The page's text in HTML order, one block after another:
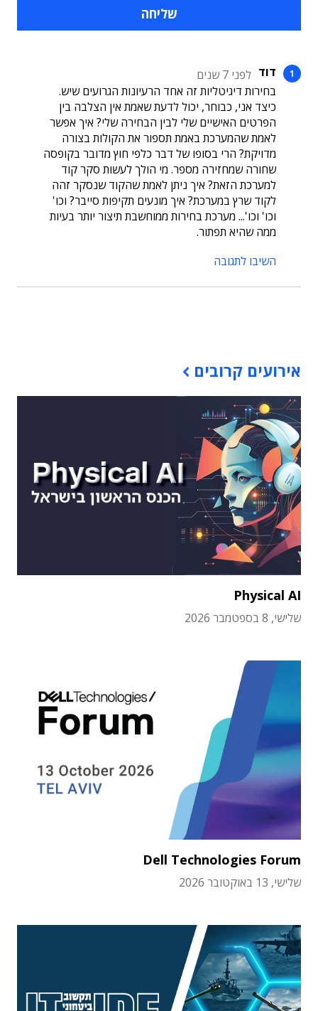
דוד לפני 7 שנים
בחירות דיגיטליות זה אחד הרעיונות הגרועים שיש.
כיצד אני, כבוחר, יכול לדעת שאמת אין הצלבה בין
הפרטים האישיים שלי לבין הבחירה שלי? איך אפשר
לאמת שהמערכת באמת תספור את הקולות בצורה
מדויקת? הרי בסופו של דבר כלפי חוץ מדובר בקופסה
שחורה שמחזירה מספר. מי הולך לעשות סקר קוד
למערכת הזאת? איך ניתן לאמת שהקוד שנסקר זהה
לקוד שרץ במערכת? איך מונעים תקיפות סייבר? וכו'
וכו' וכו'... מערכת בחירות ממוחשבת תיצור יותר בעיות
ממה שהיא תפתור.
השיבו לתגובה
אירועים קרובים
Physical AI
שלישי, 8 בספטמבר 2026
Dell Technologies Forum
שלישי, 13 באוקטובר 2026